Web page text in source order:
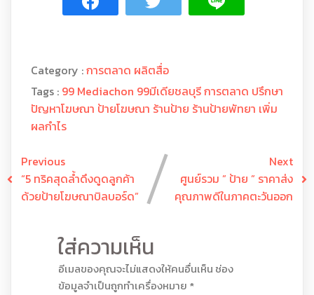
Category :การตลาด ผลิตสื่อ
Tags : 99 Mediachon 99มีเดียชลบุรีการตลาด ปรึกษา
ปัญหาโฆษณา ป้ายโฆษณา ร้านป้าย ร้านป้ายพัทยา เพิ่ม
ผลกำไร
Previous
“5 ทริคสุดล้ำดึงดูดลูกค้า
ด้วยป้ายโฆษณาบิลบอร์ด”
Next
ศูนย์รวม ” ป้าย ” ราคาส่ง
คุณภาพดีในภาคตะวันออก
ใส่ความเห็น
อีเมลของคุณจะไม่แสดงให้คนอื่นเห็น ช่อง
ข้อมูลจำเป็นถูกทำเครื่องหมาย *